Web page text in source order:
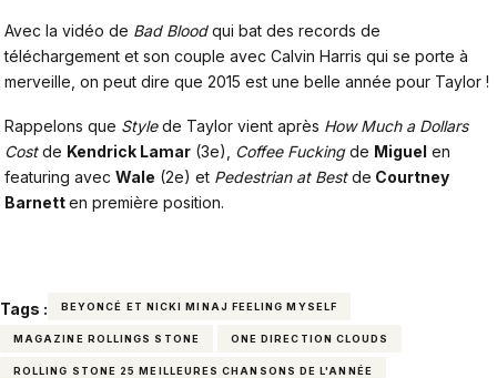
Avec la vidéo de Bad Bloodqui bat des records de
téléchargement et son couple avec Calvin Harris qui se porte à
merveille, on peut dire que 2015 est une belle année pour Taylor !
Rappelons que Stylede Taylor vient après How Much a Dollars
Costde Kendrick Lamar (3e), Coffee Fuckingde Miguel en
featuring avec Wale (2e) et Pedestrian at Bestde Courtney
Barnetten première position.
Tags : BEYONCÉ ET NICKI MINAJ FEELING MYSELF
MAGAZINE ROLLINGS STONE ONE DIRECTION CLOUDS
ROLLING STONE 25 MEILLEURES CHANSONS DE L'ANNÉE